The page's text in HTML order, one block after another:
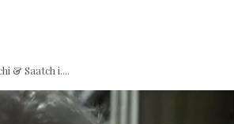
& Saatch i....